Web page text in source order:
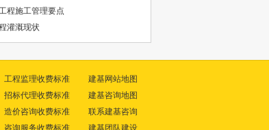
程施工管理要点
灌溉现状
工程监理收费标准
招标代理收费标准
造价咨询收费标准
咨询服务收费标准
建基网站地图
建基咨询地图
联系建基咨询
建基团队建设